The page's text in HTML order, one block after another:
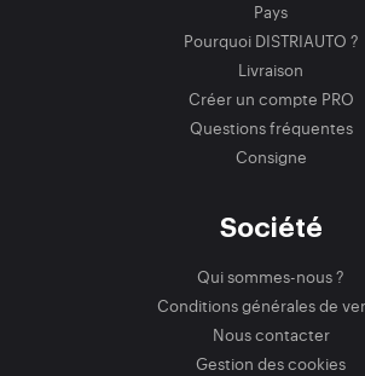
Pays
Pourquoi DISTRIAUTO ?
Livraison
Créer un compte PRO
Questions fréquentes
Consigne
Société
Qui sommes-nous ?
Conditions générales de
Nous contacter
Gestion des cookies